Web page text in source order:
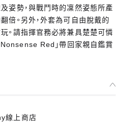
姿勢，與戰鬥時的凜然姿態所產
倍。另外，外套為可自由脫戴的
。請指揮官務必將兼具楚楚可憐
Red」帶回家親自鑑賞
線上商店